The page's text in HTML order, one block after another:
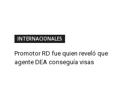
INTERNACIONALES
Promotor RD fue quien reveló que
agente DEA conseguía visas